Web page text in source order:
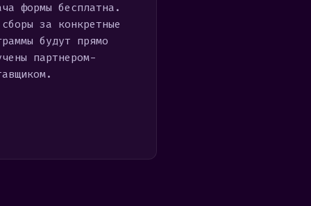
формы бесплатна.
за конкретные
будут прямо
партнером-